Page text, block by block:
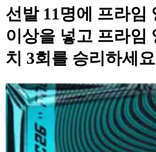
선발 11명에 프라임
이상을 넣고 프라임
치 3회를 승리하세